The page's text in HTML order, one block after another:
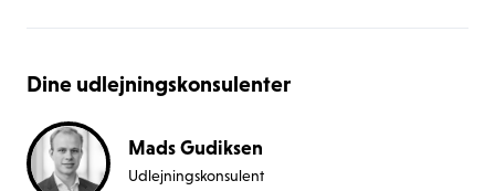
Dine udlejningskonsulenter
Mads Gudiksen
Udlejningskonsulent